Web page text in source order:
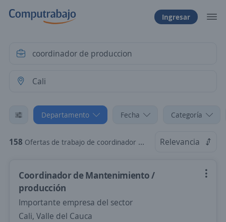
Ingresar
Departamento Fecha Categoría
158 Ofertas de trabajo de coordinador de produccion en Cali, Valle del Cauca Relevancia
Coordinador de Mantenimiento /
producción
Importante empresa del sector
Cali, Valle del Cauca